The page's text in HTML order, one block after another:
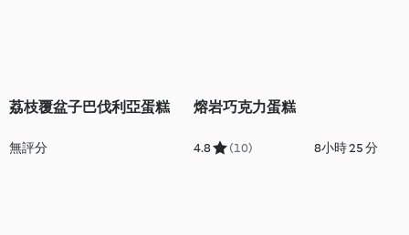
荔枝覆盆子巴伐利亞蛋糕
無評分
熔岩巧克力蛋糕
4.8 (10) 8小時 25 分